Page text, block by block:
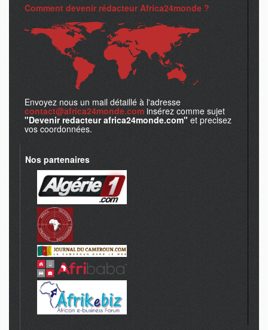
Comment devenir rédacteur Africa24monde ?
Envoyez nous un mail détaillé à l'adresse
contact@africa24monde.com insérez comme sujet
"Devenir redacteur africa24monde.com" et precisez
vos coordonnées.
Nos partenaires